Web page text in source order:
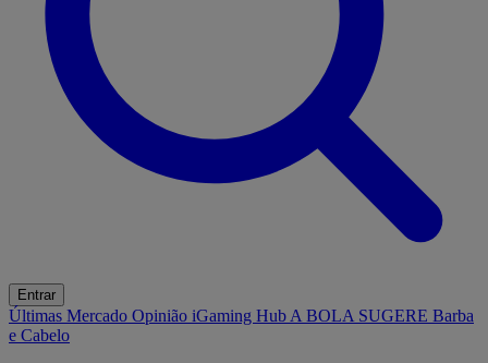
Entrar
Últimas Mercado Opinião iGaming Hub A BOLA SUGERE Barba
e Cabelo